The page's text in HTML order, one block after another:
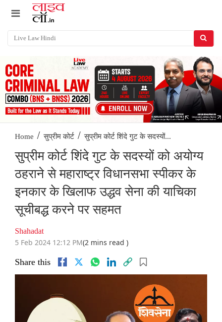
Home / सुप्रीम कोर्ट / सुप्रीम कोर्ट शिंदे गुट के सदस्यों...
सुप्रीम कोर्ट शिंदे गुट के सदस्यों को अयोग्य
ठहराने से महाराष्ट्र विधानसभा स्पीकर के
इनकार के खिलाफ उद्धव सेना की याचिका
सूचीबद्ध करने पर सहमत
Shahadat
5 Feb 2024 12:12 PM(2 mins read )
Share this